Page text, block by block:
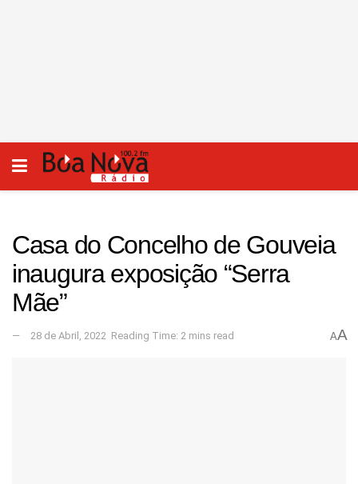
Casa do Concelho de Gouveia
inaugura exposição “Serra
Mãe”
28 de Abril, 2022 Reading Time: 2 mins read AA